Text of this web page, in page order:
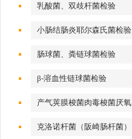
乳酸菌、双歧杆菌检验
小肠结肠炎耶尔森氏菌检验
肠球菌、粪链球菌检验
β-溶血性链球菌检验
产气荚膜梭菌肉毒梭菌厌氧
克洛诺杆菌（阪崎肠杆菌）